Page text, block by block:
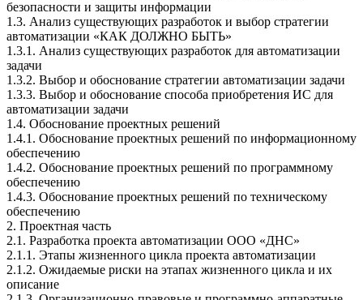
безопасности и защиты информации
1.3. Анализ существующих разработок и выбор стратегии
автоматизации «КАК ДОЛЖНО БЫТЬ»
1.3.1. Анализ существующих разработок для автоматизации
задачи
1.3.2. Выбор и обоснование стратегии автоматизации задачи
1.3.3. Выбор и обоснование способа приобретения ИС для
автоматизации задачи
1.4. Обоснование проектных решений
1.4.1. Обоснование проектных решений по информационному
обеспечению
1.4.2. Обоснование проектных решений по программному
обеспечению
1.4.3. Обоснование проектных решений по техническому
обеспечению
2. Проектная часть
2.1. Разработка проекта автоматизации ООО «ДНС»
2.1.1. Этапы жизненного цикла проекта автоматизации
2.1.2. Ожидаемые риски на этапах жизненного цикла и их
описание